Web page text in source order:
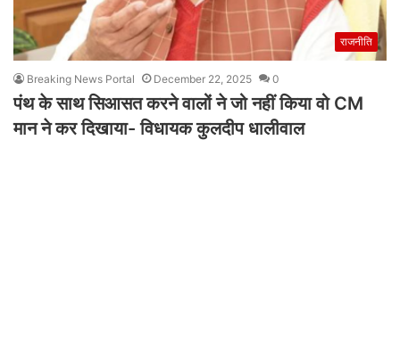
राजनीति
Breaking News Portal December 22, 2025 0
पंथ के साथ सिआसत करने वालों ने जो नहीं किया वो CM
मान ने कर दिखाया- विधायक कुलदीप धालीवाल